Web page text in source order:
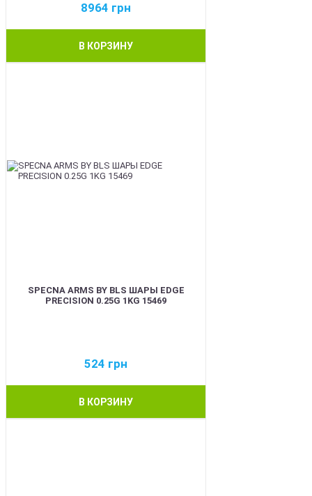
8964 грн
В КОРЗИНУ
SPECNA ARMS BY BLS ШАРЫ EDGE
PRECISION 0.25G 1KG 15469
524 грн
В КОРЗИНУ